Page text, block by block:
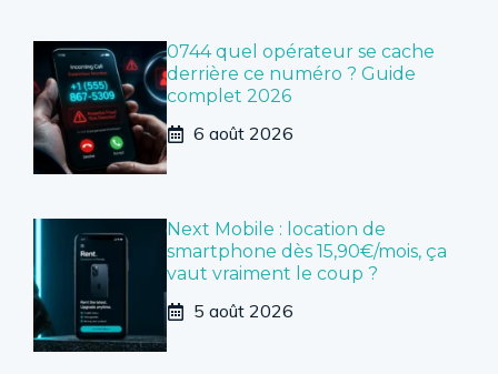
0744 quel opérateur se cache
derrière ce numéro ? Guide
complet 2026
6 août 2026
Next Mobile : location de
smartphone dès 15,90€/mois, ça
vaut vraiment le coup ?
5 août 2026